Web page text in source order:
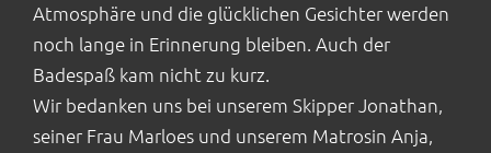
Atmosphäre und die glücklichen Gesichter werden
noch lange in Erinnerung bleiben. Auch der
Badespaß kam nicht zu kurz.
Wir bedanken uns bei unserem Skipper Jonathan,
seiner Frau Marloes und unserem Matrosin Anja,